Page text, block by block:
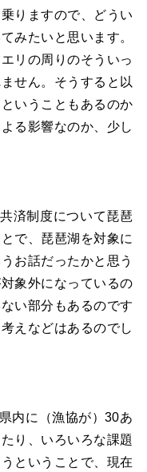
りますので、どうい
みたいと思います。
リの周りのそういっ
せん。そうすると以
いうこともあるのか
る影響なのか、少し
済制度について琵琶
で、琵琶湖を対象に
お話だったかと思う
象外になっているの
い部分もあるのです
えなどはあるのでし
内に（漁協が）30あ
り、いろいろな課題
ということで、現在